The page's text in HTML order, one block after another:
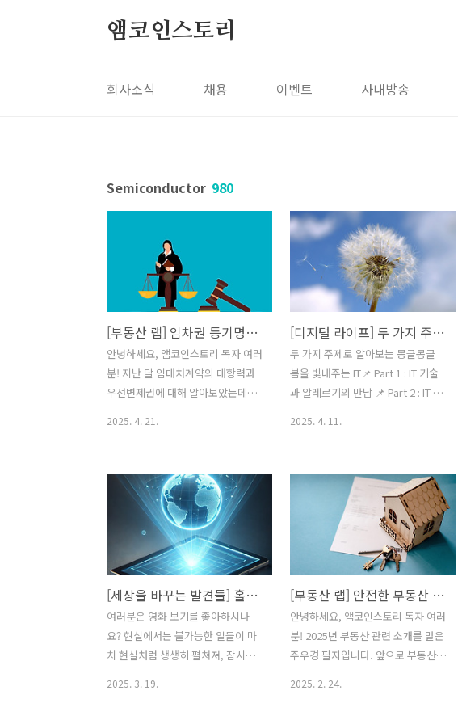
앰코인스토리
회사소식 채용 이벤트 사내방송
Semiconductor 980
[부동산 랩] 임차권 등기명령제도를 통한 보증금 회수하기
안녕하세요, 앰코인스토리 독자 여러
분! 지난 달 임대차계약의 대항력과
우선변제권에 대해 알아보았는데요,
황이 발생하는 경우, 임차인으로서
보증금을 회수하기 위해 할 수 있는
사항들에 대해 알아볼 수 있도록 하
겠습니다. 현재 필자는 임대인이기도
하면서 임차인이도 합니다. 불가피한
상황이 맞물리면 이러한 상황이 발생
되기도 하지요. 아마도 대부분은 사
회 초년생일 때 임차인으로 부동산을
접하고, 향후 가정을 꾸리고 자산을
증식하게 되면서 임대인이 되어 갑니
다. 임대인이 된다면 여러 의무가 발
생이 되기에, 이를 성실하게 이행하
2025. 4. 21.
[디지털 라이프] 두 가지 주제로 알아보는 몽글몽글 봄을 빛내주는 IT
두 가지 주제로 알아보는 몽글몽글
봄을 빛내주는 IT📌 Part 1 : IT 기술
과 알레르기의 만남 📌 Part 2 : IT 기
데요, 겨울 날씨에 진저리를 치던 많
은 이들이 반가운 기지개를 피는 시
절이지요. 영하의 날씨가 영상으로
변모하는 순간, 모든 것이 새로운 도
약을 기대하게 하지만, 막상 봄은 봄
대로 또 심란하고 지끈거리는 이야기
들이 펼쳐집니다. 즉, 날씨와 반비례
하는 현상들이 들쭉날쭉 일상을 방해
하지요. 특히 여기저기서 재채기 소
리가 들려오거나 빨개진 눈동자를 목
격하게 되는데요, 그만큼 환절기에는
많은 불청객이 찾아오는 시기입니
2025. 4. 11.
[세상을 바꾸는 발견들] 홀로그래피
여러분은 영화 보기를 좋아하시나
요? 현실에서는 불가능한 일들이 마
치 현실처럼 생생히 펼쳐져, 잠시나
2025. 3. 19.
[부동산 랩] 안전한 부동산 거래를 위해 등기부 등본 열람하기
안녕하세요, 앰코인스토리 독자 여러
분! 2025년 부동산 관련 소개를 맡은
주우경 필자입니다. 앞으로 부동산에
2025. 2. 24.